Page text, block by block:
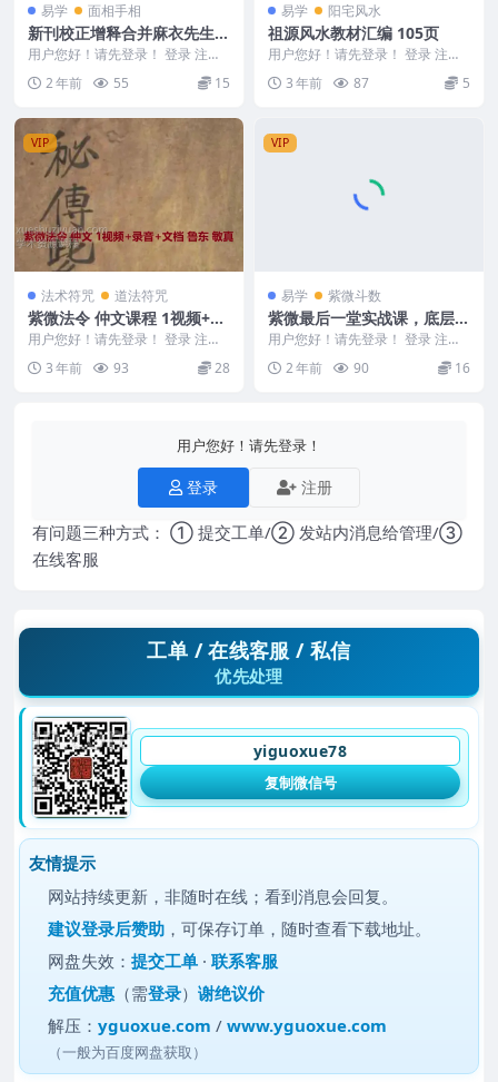
易学 面相手相
新刊校正增释合并麻衣先生人
相编+神相水镜集+太极数
用户您好！请先登录！ 登录 注册
新刊校正增释合并麻衣先生人相编
+神相水镜集+太...
2 年前 55 15
易学 阳宅风水
祖源风水教材汇编 105页
用户您好！请先登录！ 登录 注册
祖源风水教材汇编 105页 Y2303-0
68 3 年前 87 5
VIP
法术符咒 道法符咒
紫微法令 仲文课程 1视频+录
音+文档 护身 辟邪 荡秽 加持
物品
用户您好！请先登录！ 登录 注册
紫微法令 仲文 1视频+录音+文档
鲁东 敏真...
3 年前 93 28
VIP
易学 紫微斗数
紫微最后一堂实战课，底层逻
辑剖析
用户您好！请先登录！ 登录 注册
紫微最后一堂实战课，底层逻辑剖
析 240611...
2 年前 90 16
用户您好！请先登录！
登录 注册
有问题三种方式： ① 提交工单/② 发站内消息给管理/③
在线客服
工单 / 在线客服 / 私信
优先处理
yiguoxue78
复制微信号
友情提示
网站持续更新，非随时在线；看到消息会回复。
建议登录后赞助 ，可保存订单，随时查看下载地址。
网盘失效：提交工单 ·联系客服
充值优惠 （需登录）谢绝议价
解压：yguoxue.com /www.yguoxue.com
（一般为百度网盘获取）